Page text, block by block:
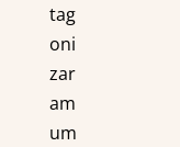
tag
oni
zar
am
um